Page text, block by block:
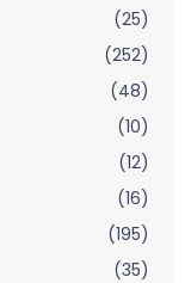
(25)
(252)
(48)
(10)
(12)
(16)
(195)
(35)